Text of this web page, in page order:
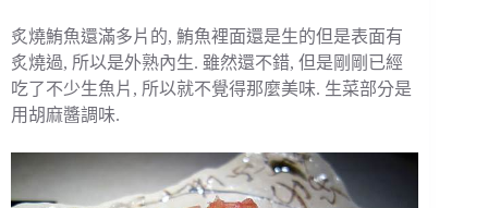
炙燒鮪魚還滿多片的, 鮪魚裡面還是生的但是表面有
炙燒過, 所以是外熟內生. 雖然還不錯, 但是剛剛已經
吃了不少生魚片, 所以就不覺得那麼美味. 生菜部分是
用胡麻醬調味.